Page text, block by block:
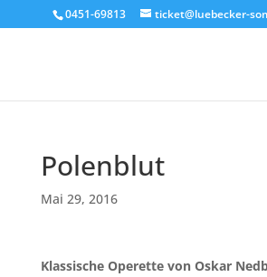
0451-69813 ticket@luebecker-
Polenblut
Mai 29, 2016
Klassische Operette von Oskar